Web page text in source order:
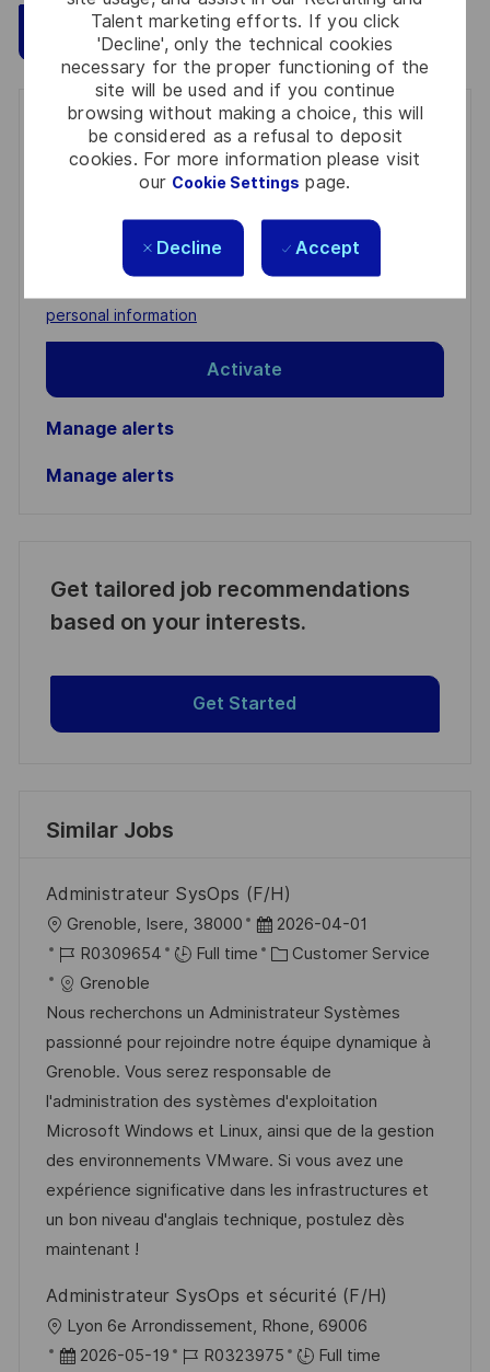
Talent marketing efforts. If you click
'Decline', only the technical cookies
necessary for the proper functioning of the
site will be used and if you continue
browsing without making a choice, this will
be considered as a refusal to deposit
cookies. For more information please visit
our Cookie Settings page.
Decline Accept
Apply Now Save
Get notified for similar jobs
You'll receive updates once a week
(Required)
personal information
Activate
Manage alerts
Manage alerts
Get tailored job recommendations
based on your interests.
Get Started
Similar Jobs
Administrateur SysOps (F/H)
L
o
c
a
t
i
o
n
Grenoble, Isere, 38000
P
o
t
e
d
D
a
t
e
2026-04-01
J
o
b
I
d
R0309654 Full time
C
t
e
g
o
r
Customer Service
Grenoble
Nous recherchons un Administrateur Systèmes
passionné pour rejoindre notre équipe dynamique à
Grenoble. Vous serez responsable de
l'administration des systèmes d'exploitation
Microsoft Windows et Linux, ainsi que de la gestion
des environnements VMware. Si vous avez une
expérience significative dans les infrastructures et
un bon niveau d'anglais technique, postulez dès
maintenant !
Administrateur SysOps et sécurité (F/H)
L
o
Lyon 6e Arrondissement, Rhone, 69006
P
2026-05-19
J
R0323975
Full time